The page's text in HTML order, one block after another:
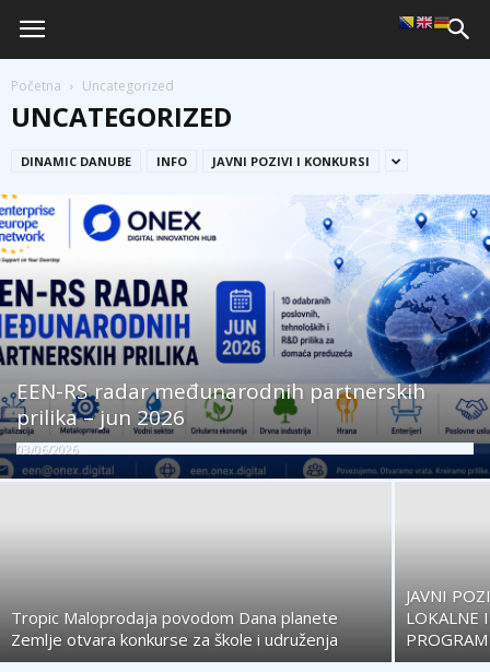
Početna Uncategorized
UNCATEGORIZED
DINAMIC DANUBE INFO JAVNI POZIVI I KONKURSI
EEN-RS radar međunarodnih partnerskih
prilika – jun 2026
03/06/2026
Tropic Maloprodaja povodom Dana planete
Zemlje otvara konkurse za škole i udruženja
JAVNI
LOKALNE
PROGRAM